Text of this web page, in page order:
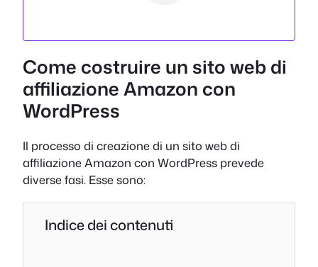
Come costruire un sito web di
affiliazione Amazon con
WordPress
Il processo di creazione di un sito web di
affiliazione Amazon con WordPress prevede
diverse fasi. Esse sono:
Indice dei contenuti